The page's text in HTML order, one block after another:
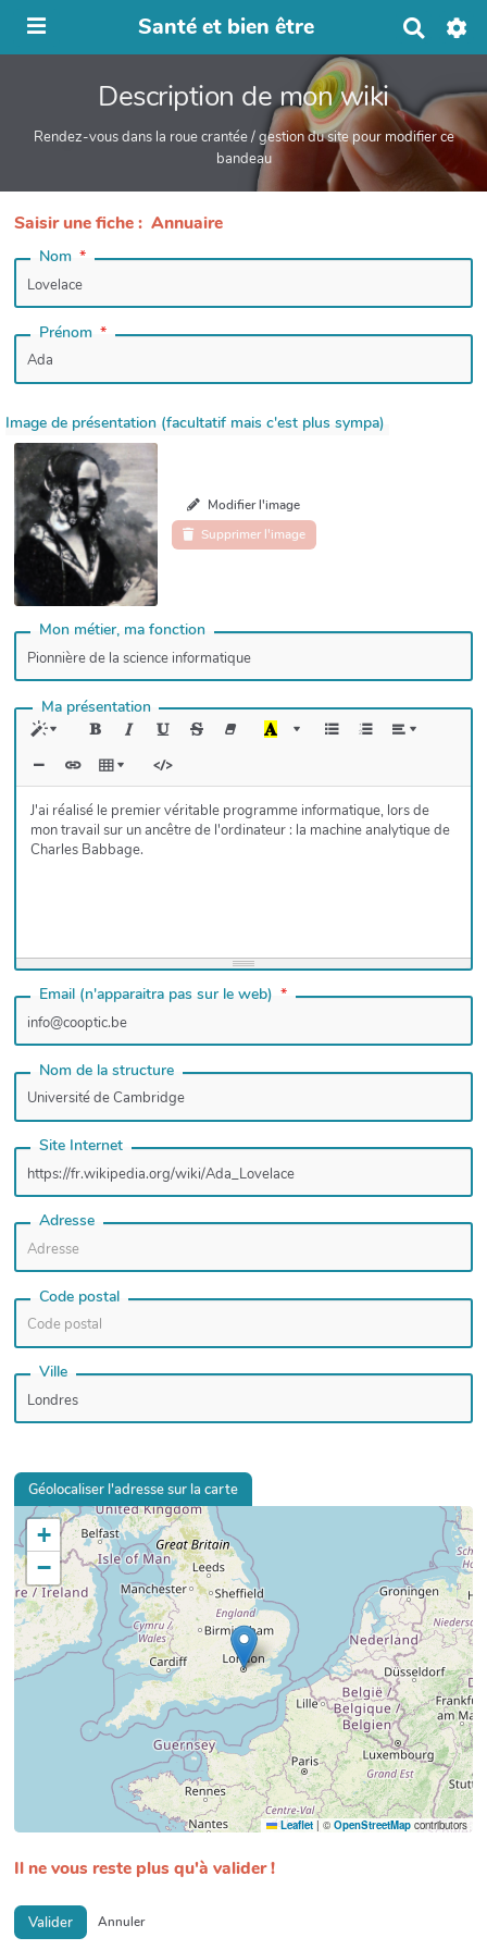
Santé et bien être
e
r
c
e
Description de mon wiki
Rendez-vous dans la roue crantée / gestion du site pour modifier ce
bandeau
Saisir une fiche : Annuaire
Nom
Prénom
Image de présentation (facultatif mais c'est plus sympa)
Modifier l'image
Supprimer l'image
Mon métier, ma fonction
Ma présentation
J'ai réalisé le premier véritable programme informatique, lors de
mon travail sur un ancêtre de l'ordinateur : la machine analytique de
Charles Babbage.
Email (n'apparaitra pas sur le web)
Nom de la structure
Site Internet
Adresse
Code postal
Ville
Géolocaliser l'adresse sur la carte
+
−
Leaflet | © OpenStreetMap contributors
Il ne vous reste plus qu'à valider !
Valider Annuler